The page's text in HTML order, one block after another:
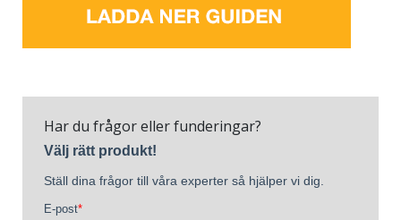
Har du frågor eller funderingar?